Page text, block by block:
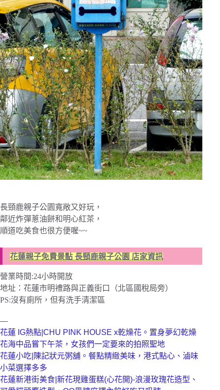
長頸鹿親子公園寬敞又好玩，
鄰近炸彈蔥油餅和明心紅茶，
順道吃美食也很方便喔~~
花蓮親子免費景點 長頸鹿親子公園 店家資訊
營業時間:24小時開放
地址：花蓮市明禮路與正義街口（北區國稅局旁）
PS:沒有廁所，但有洗手清潔區
—
花蓮 IG熱點|CHU PINK HOUSE x乾燥花。置身夢幻乾燥
花海中品嘗下午茶，女孩們一定要來的拍照聖地
花蓮小吃|陳記狀元粥舖。餐點精緻美味，港式點心、滷味
小菜選擇多多
花蓮新港街美食|新花現雞蛋糕(心花開)-浪漫玫瑰花造型、